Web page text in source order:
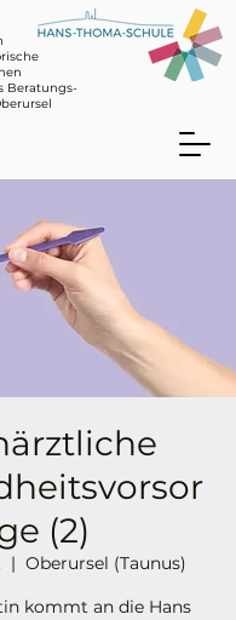
Beratungs-
(2)
  |
Oberursel (Taunus)
kommt an die Hans